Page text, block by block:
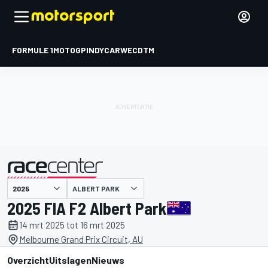
FORMULE 1MOTOGPINDYCARWECDTM
gepresenteerd door ALBERT PARK
2025 FIA F2 Albert Park
14 mrt 2025 tot 16 mrt 2025
Melbourne Grand Prix Circuit, AU
OverzichtUitslagenNieuws